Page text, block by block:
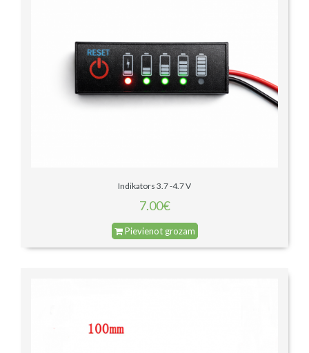
Indikators 3.7 -4.7 V
7.00€
Pievienot grozam